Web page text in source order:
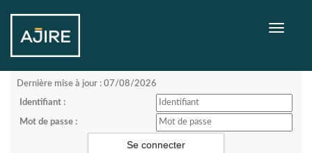
Toggle
Dernière mise à jour : 07/08/2026
Identifiant :
Mot de passe :